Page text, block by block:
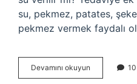
su, pekmez, patates,
pekmez vermek faydalı
Devamını okuyun
Doğum